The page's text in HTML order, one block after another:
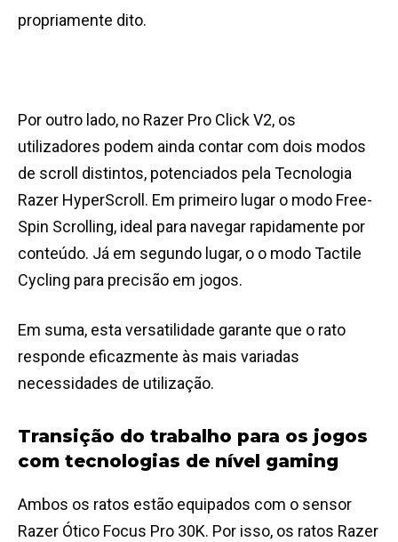
propriamente dito.
Por outro lado, no Razer Pro Click V2, os
utilizadores podem ainda contar com dois modos
de scroll distintos, potenciados pela Tecnologia
Razer HyperScroll. Em primeiro lugar o modo Free-
Spin Scrolling, ideal para navegar rapidamente por
conteúdo. Já em segundo lugar, o o modo Tactile
Cycling para precisão em jogos.
Em suma, esta versatilidade garante que o rato
responde eficazmente às mais variadas
necessidades de utilização.
Transição do trabalho para os jogos
com tecnologias de nível gaming
Ambos os ratos estão equipados com o sensor
Razer Ótico Focus Pro 30K. Por isso, os ratos Razer